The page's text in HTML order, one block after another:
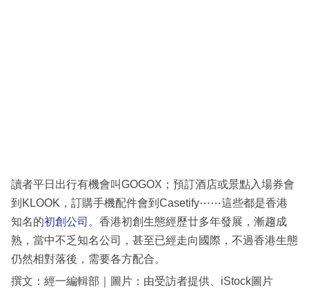
讀者平日出行有機會叫GOGOX；預訂酒店或景點入場券會
到KLOOK，訂購手機配件會到Casetify⋯⋯這些都是香港
知名的初創公司 。香港初創生態經歷廿多年發展，漸趨成
熟，當中不乏知名公司，甚至已經走向國際，不過香港生態
仍然相對落後，需要各方配合。
撰文：經一編輯部｜圖片：由受訪者提供、iStock圖片